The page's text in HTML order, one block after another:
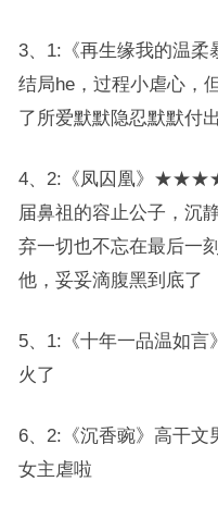
3、1:《再生缘我的温
结局he，过程小虐心，
了所爱默默隐忍默默付
4、2:《凤囚凰》
届鼻祖的容止公子，沉
弃一切也不忘在最后一
他，妥妥滴腹黑到底了
5、1:《十年一品温如言
火了
6、2:《沉香豌》高干文
女主虐啦